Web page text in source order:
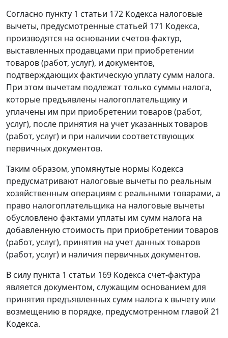
Согласно пункту 1 статьи 172 Кодекса налоговые
вычеты, предусмотренные статьей 171 Кодекса,
производятся на основании счетов-фактур,
выставленных продавцами при приобретении
товаров (работ, услуг), и документов,
подтверждающих фактическую уплату сумм налога.
При этом вычетам подлежат только суммы налога,
которые предъявлены налогоплательщику и
уплачены им при приобретении товаров (работ,
услуг), после принятия на учет указанных товаров
(работ, услуг) и при наличии соответствующих
первичных документов.
Таким образом, упомянутые нормы Кодекса
предусматривают налоговые вычеты по реальным
хозяйственным операциям с реальными товарами, а
право налогоплательщика на налоговые вычеты
обусловлено фактами уплаты им сумм налога на
добавленную стоимость при приобретении товаров
(работ, услуг), принятия на учет данных товаров
(работ, услуг) и наличия первичных документов.
В силу пункта 1 статьи 169 Кодекса счет-фактура
является документом, служащим основанием для
принятия предъявленных сумм налога к вычету или
возмещению в порядке, предусмотренном главой 21
Кодекса.